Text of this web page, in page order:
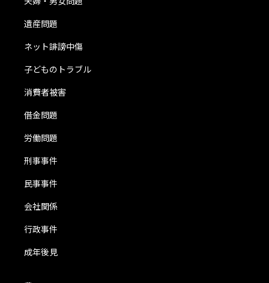
遺産問題
ネット誹謗中傷
子どものトラブル
消費者被害
借金問題
労働問題
刑事事件
民事事件
会社関係
行政事件
成年後見